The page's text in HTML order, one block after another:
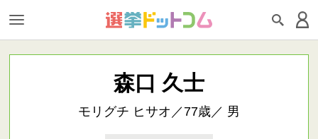
森口 久士
モリグチ ヒサオ／77歳／ 男